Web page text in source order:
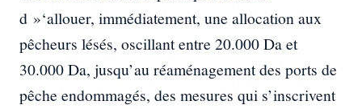
d »‘allouer, immédiatement, une allocation aux
pêcheurs lésés, oscillant entre 20.000 Da et
30.000 Da, jusqu’au réaménagement des ports de
pêche endommagés, des mesures qui s’inscrivent